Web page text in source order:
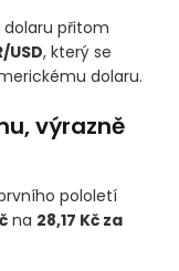
přitom
USD, který se
dolaru.
výrazně
pololetí
na 28,17 Kč za